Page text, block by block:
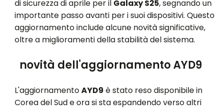
di sicurezza di aprile per il Galaxy S25, segnando un
importante passo avanti per i suoi dispositivi. Questo
aggiornamento include alcune novità significative,
oltre a miglioramenti della stabilità del sistema.
novità dell'aggiornamento AYD9
L'aggiornamentoAYD9 è stato reso disponibile in
Corea del Sud e ora si sta espandendo verso altri